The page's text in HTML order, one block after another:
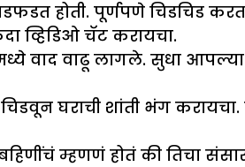
होती. पूर्णपणे चिडचिड
व्हिडिओ चॅट करायचा.
वाद वाढू लागले. सुधा
घराची शांती भंग
म्हणणं होतं की तिचा